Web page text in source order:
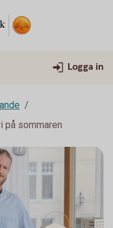
Logga in
på sommaren